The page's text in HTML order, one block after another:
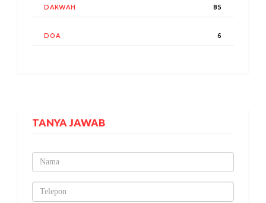
DAKWAH 85
DOA 6
TANYA JAWAB